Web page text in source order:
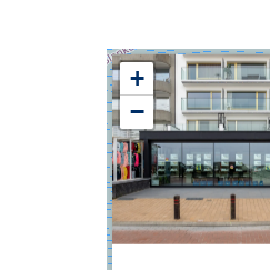
+
−